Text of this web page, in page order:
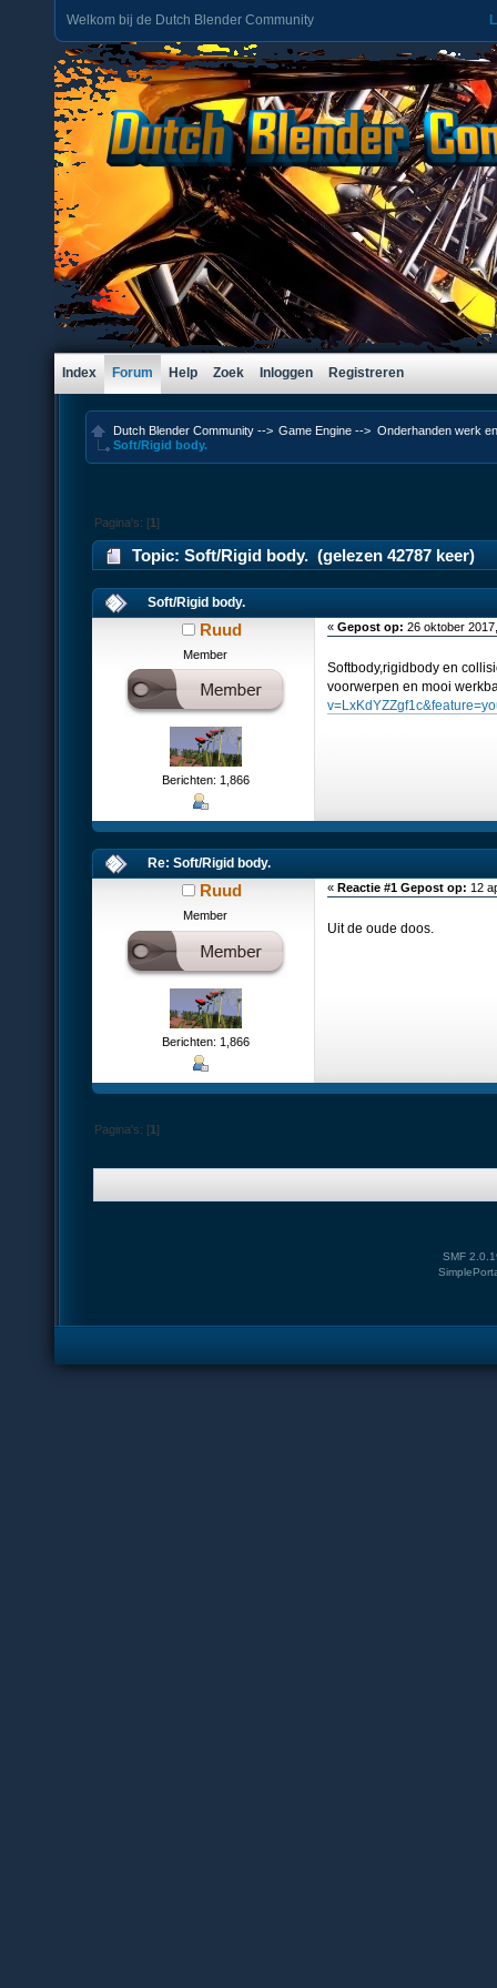
Welkom bij de Dutch Blender Community
Index Forum Help Zoek Inloggen Registreren
Dutch Blender Community --> Game Engine --> Onderhanden werk
Soft/Rigid body.
Pagina's: [1]
Topic: Soft/Rigid body. (gelezen 42787 keer)
Soft/Rigid body.
Ruud
Member
Berichten: 1,866
«Gepost op: 26 oktober
Softbody,rigidbody en
voorwerpen en mooi
Re: Soft/Rigid body.
Ruud
Member
Berichten: 1,866
« Reactie #1 Gepost op: 12
Uit de oude doos.
Pagina's: [1]
SMF